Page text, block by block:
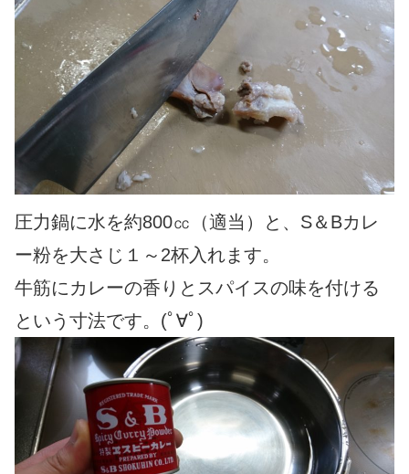
圧力鍋に水を約800㏄（適当）と、S＆Bカレ
ー粉を大さじ１～2杯入れます。
牛筋にカレーの香りとスパイスの味を付ける
という寸法です。(ﾟ∀ﾟ)